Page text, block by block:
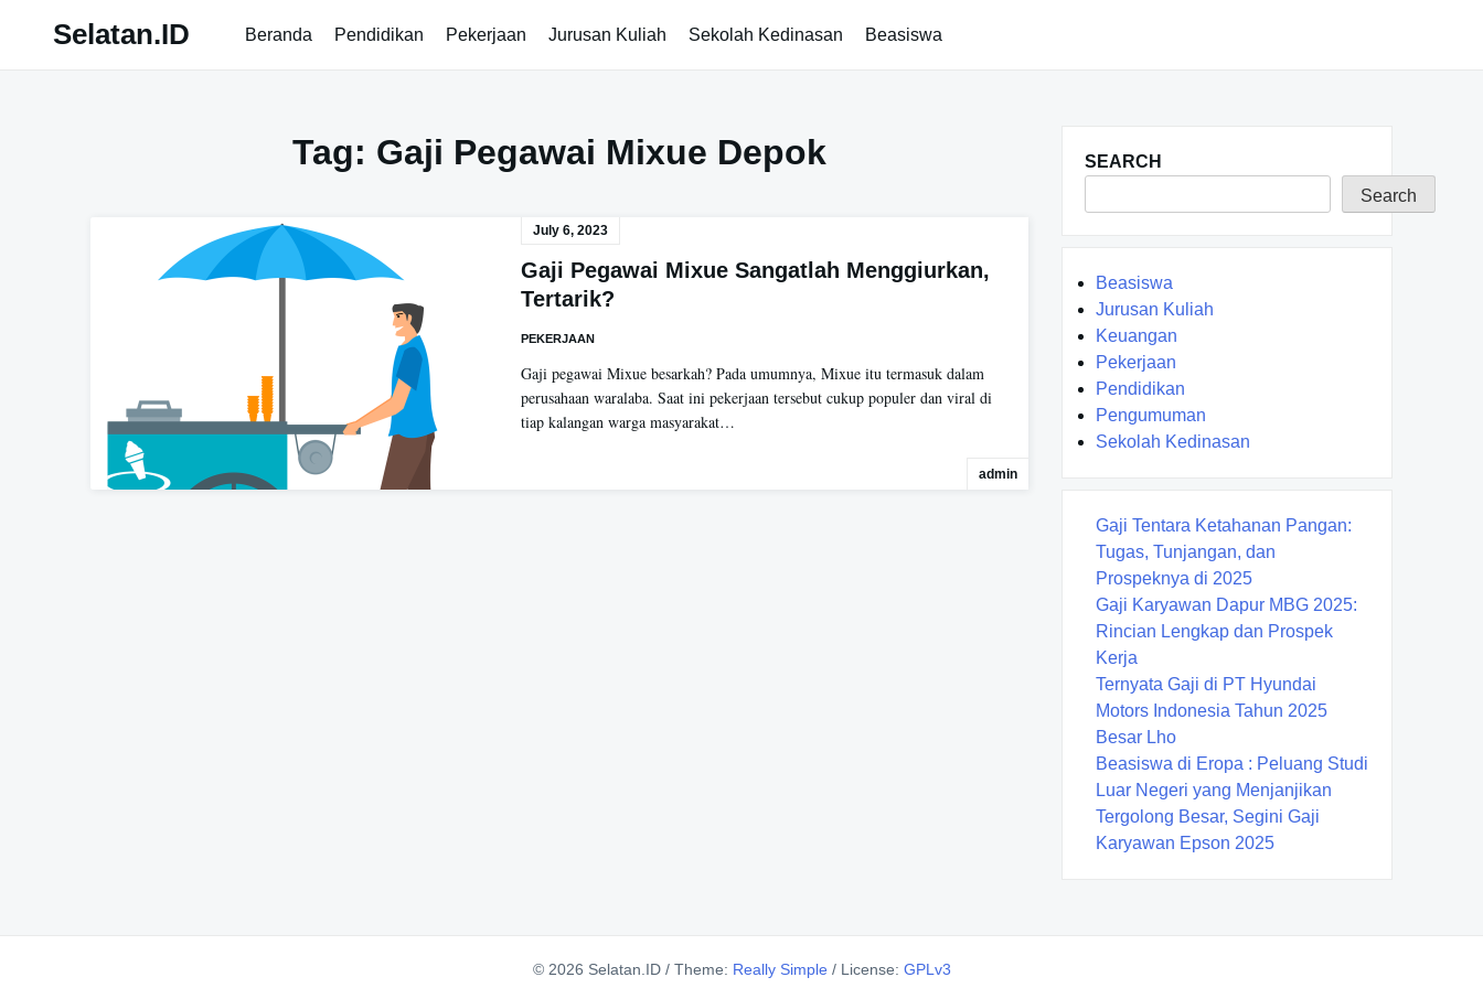
Selatan.ID Beranda Pendidikan Pekerjaan Jurusan Kuliah Sekolah Kedinasan Beasiswa
Tag: Gaji Pegawai Mixue Depok
July 6, 2023
Gaji Pegawai Mixue Sangatlah Menggiurkan,
Tertarik?
PEKERJAAN
Gaji pegawai Mixue besarkah? Pada umumnya, Mixue itu termasuk dalam
perusahaan waralaba. Saat ini pekerjaan tersebut cukup populer dan viral di
tiap kalangan warga masyarakat…
admin
SEARCH
Search
Beasiswa
Jurusan Kuliah
Keuangan
Pekerjaan
Pendidikan
Pengumuman
Sekolah Kedinasan
Gaji Tentara Ketahanan Pangan:
Tugas, Tunjangan, dan
Prospeknya di 2025
Gaji Karyawan Dapur MBG 2025:
Rincian Lengkap dan Prospek
Kerja
Ternyata Gaji di PT Hyundai
Motors Indonesia Tahun 2025
Besar Lho
Beasiswa di Eropa : Peluang Studi
Luar Negeri yang Menjanjikan
Tergolong Besar, Segini Gaji
Karyawan Epson 2025
© 2026 Selatan.ID / Theme: Really Simple / License: GPLv3